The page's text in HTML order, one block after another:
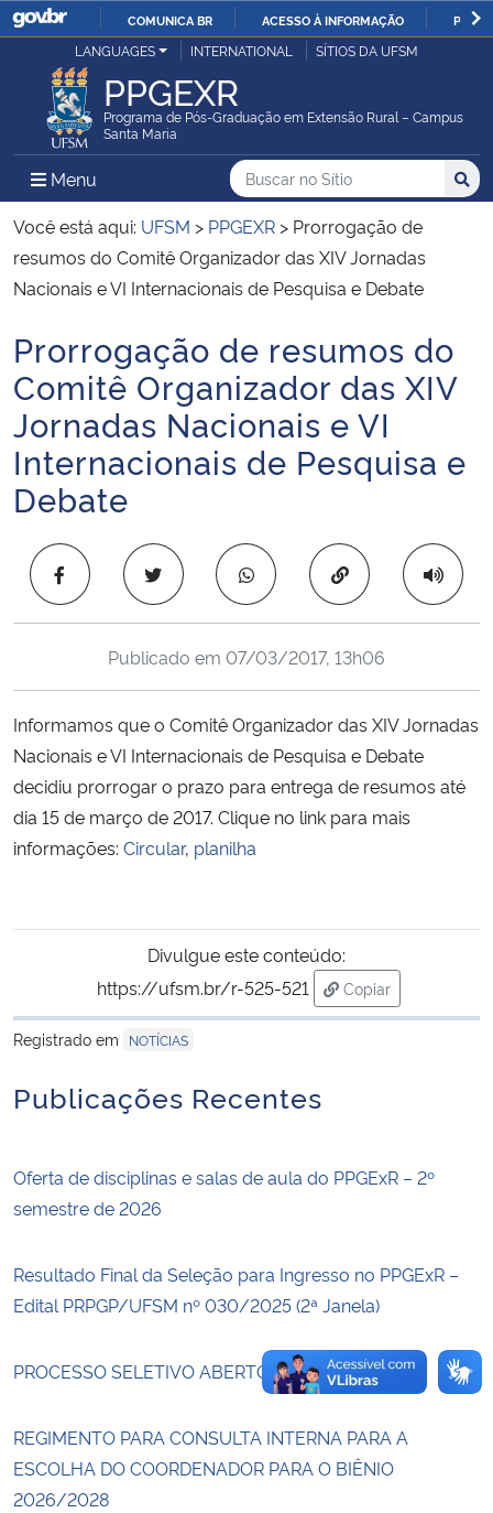
IR
O
COMUNICA BR ACESSO À INFORMAÇÃO
Ministério da Justiça e Segurança Pública
Ministério da Defesa
Ministério das Relações Exteriores
Ministério da Economia
Ministério da Infraestrutura
Ministério da Agricultura, Pecuária e Abastecimento
Ministério da Educação
Ministério da Cidadania
Ministério da Saúde
Ministério de Minas e Energia
Ministério da Ciência, Tecnologia, Inovações e Comunicações
Ministério do Meio Ambiente
Ministério do Turismo
Ministério do Desenvolvimento Regional
Ministério da Mulher, da Família e dos Direitos Humanos
Secretaria-Geral
Secretaria de Governo
Advocacia-Geral da União
Banco Central do Brasil
LANGUAGES INTERNATIONAL SÍTIOS DA UFSM
PPGEXR
Programa de Pós-Graduação em Extensão Rural – Campus
Santa Maria
Menu Menu Principal do Sítio
Busca
Buscar no no Sítio
Busca:
Você está aqui: UFSM > PPGEXR > Prorrogação de
resumos do Comitê Organizador das XIV Jornadas
Nacionais e VI Internacionais de Pesquisa e Debate
Início do conteúdo
Prorrogação de resumos do
Comitê Organizador das XIV
Jornadas Nacionais e VI
Internacionais de Pesquisa e
Debate
Copiar para área
Publicado em 07/03/2017, 13h06
Informamos que o Comitê Organizador das XIV Jornadas
Nacionais e VI Internacionais de Pesquisa e Debate
decidiu prorrogar o prazo para entrega de resumos até
dia 15 de março de 2017. Clique no link para mais
informações: Circular, planilha
Divulgue este conteúdo:
https://ufsm.br/r-525-521
Copiar
para área de
Registrado em
NOTÍCIAS
Publicações Recentes
Oferta de disciplinas e salas de aula do PPGExR – 2º
semestre de 2026
Resultado Final da Seleção para Ingresso no PPGExR –
Edital PRPGP/UFSM nº 030/2025 (2ª Janela)
PROCESSO SELETIVO ABERTO – PPGExR
REGIMENTO PARA CONSULTA INTERNA PARA A
ESCOLHA DO COORDENADOR PARA O BIÊNIO
2026/2028